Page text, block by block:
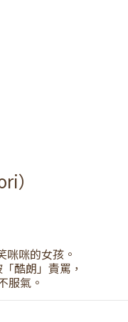
）
咪咪的女孩。
酷朗」責罵，
服氣。